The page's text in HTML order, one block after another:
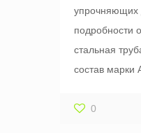
упрочняющих
подробности
стальная
состав марки
0